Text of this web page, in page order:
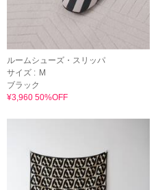
ルームシューズ・スリッパ
サイズ : M
ブラック
¥3,960 50%OFF